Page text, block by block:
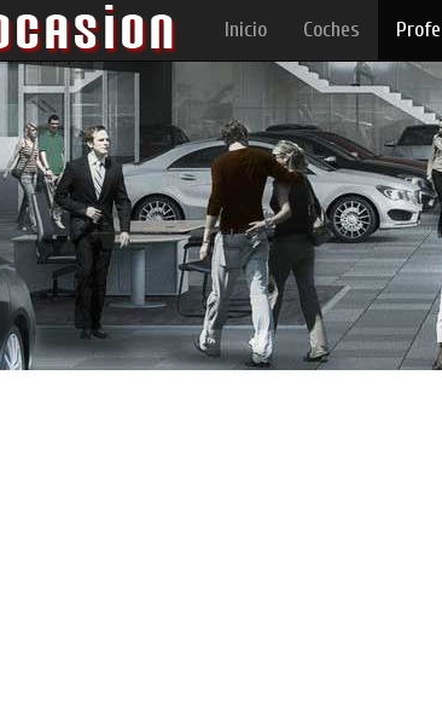
Inicio Coches